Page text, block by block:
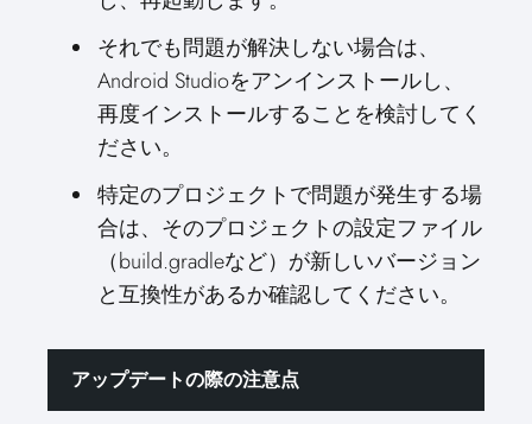
それでも問題が解決しない場合は、
Android Studioをアンインストールし、
再度インストールすることを検討してく
ださい。
特定のプロジェクトで問題が発生する場
合は、そのプロジェクトの設定ファイル
（build.gradleなど）が新しいバージョン
と互換性があるか確認してください。
アップデートの際の注意点